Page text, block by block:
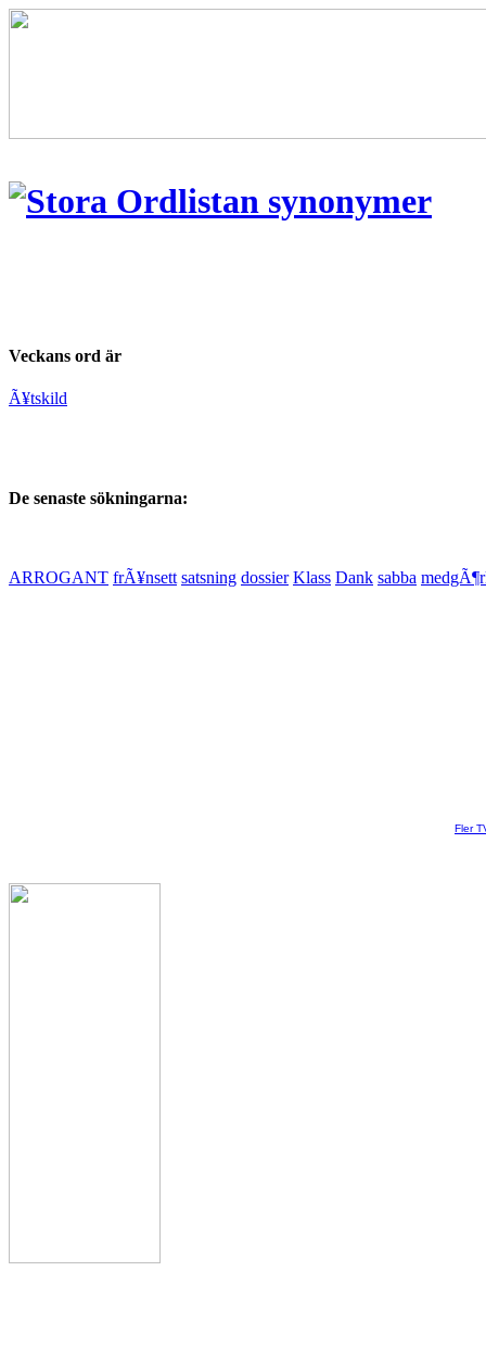
Veckans ord är
Ã¥tskild
De senaste sökningarna:
ARROGANT frÃ¥nsett satsning dossier Klass Dank sabba
Fler